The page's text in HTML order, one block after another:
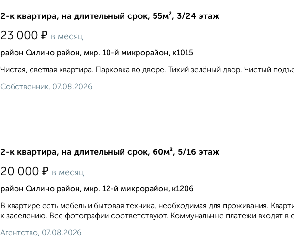
2-к квартира, на длительный срок, 55м², 3/24 этаж
23 000 ₽ в месяц
район Силино район, мкр. 10-й микрорайон, к1015
Чистая, светлая квартира. Парковка во дворе. Тихий зелёный двор. Чистый
Собственник, 07.08.2026
2-к квартира, на длительный срок, 60м², 5/16 этаж
20 000 ₽ в месяц
район Силино район, мкр. 12-й микрорайон, к1206
В квартире есть мебель и бытовая техника, необходимая для проживания.
к заселению. Все фотографии соответствуют. Коммунальные платежи входят в
Агентство, 07.08.2026